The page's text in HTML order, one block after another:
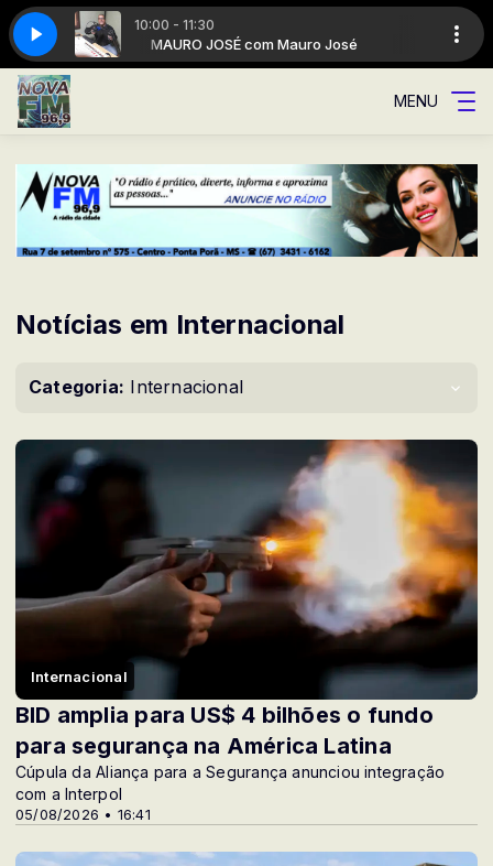
10:00 - 11:30
MAURO JOSÉ com Mauro José
A Rádio da cidade
MENU
Notícias em Internacional
Categoria: Internacional
Internacional
05/08/2026 • 16:41
BID amplia para US$ 4 bilhões o fundo
para segurança na América Latina
Cúpula da Aliança para a Segurança anunciou integração
com a Interpol